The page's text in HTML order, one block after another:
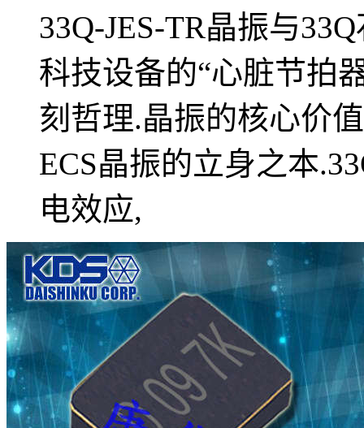
33Q-JES-TR晶振与
科技设备的“心脏节拍
刻哲理.晶振的核心价
ECS晶振的立身之本
电效应,